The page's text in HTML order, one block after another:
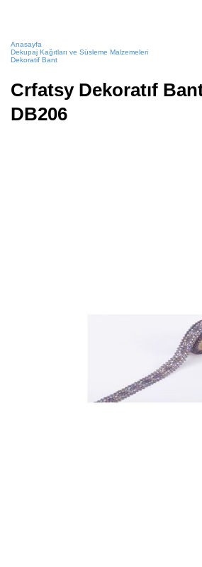
Anasayfa
Dekupaj Kağıtları ve Süsleme Malzemeleri
Dekoratif Bant
Crfatsy Dekoratıf
DB206